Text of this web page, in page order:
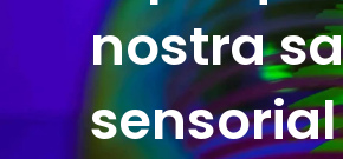
nostra
sensorial